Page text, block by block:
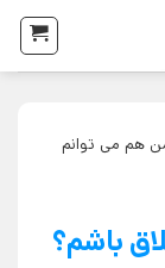
هم می توانم
باشم؟